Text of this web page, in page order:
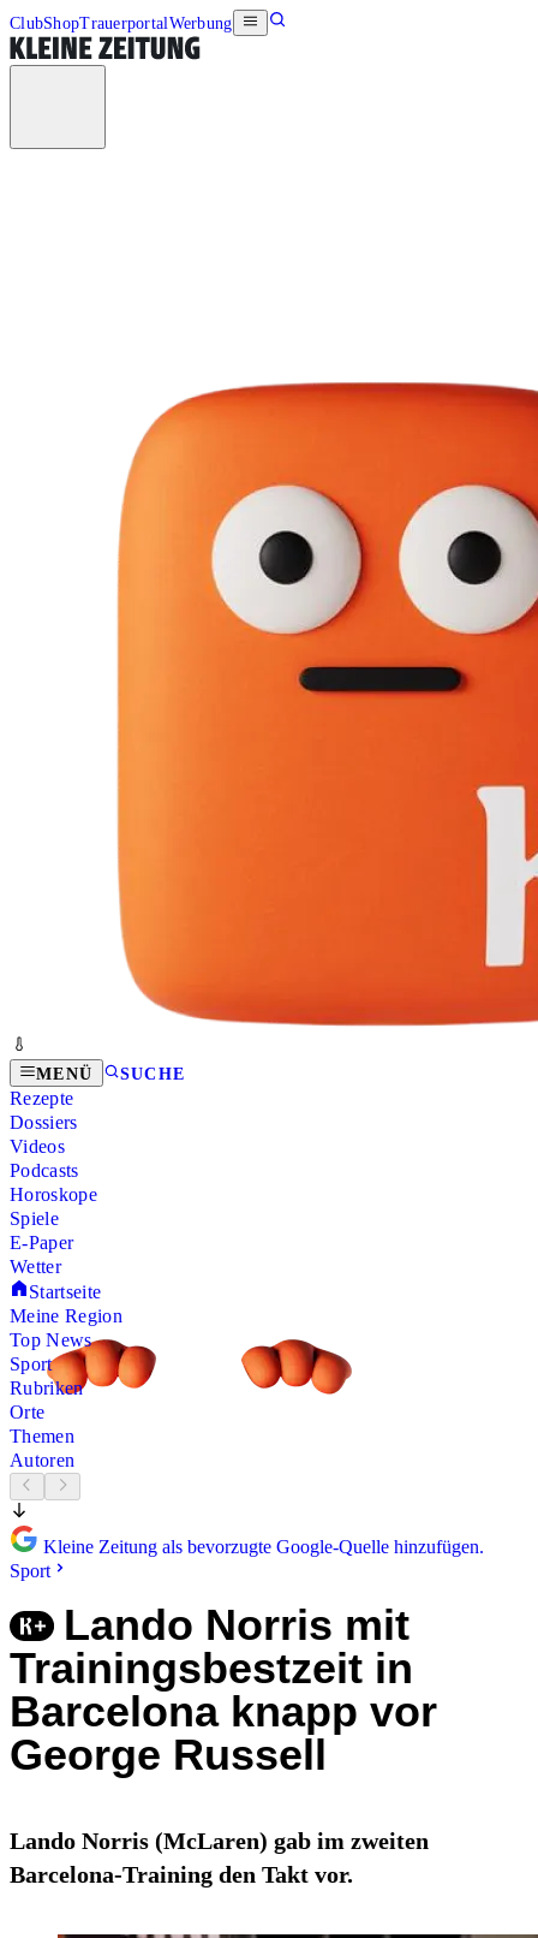
ClubShopTrauerportalWerbung
MENÜ SUCHE
Rezepte
Dossiers
Videos
Podcasts
Horoskope
Spiele
E-Paper
Wetter
Startseite
Meine Region
Top News
Sport
Rubriken
Orte
Themen
Autoren
Kleine Zeitung als bevorzugte Google-Quelle hinzufügen.
Sport
Lando Norris mit
Trainingsbestzeit in
Barcelona knapp vor
George Russell
Lando Norris (McLaren) gab im zweiten
Barcelona-Training den Takt vor.